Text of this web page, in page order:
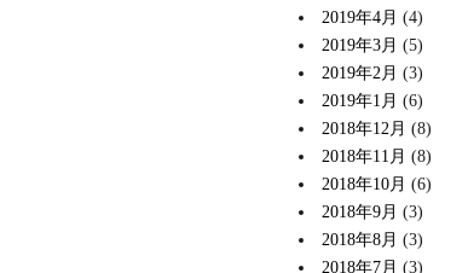
2019年4月 (4)
2019年3月 (5)
2019年2月 (3)
2019年1月 (6)
2018年12月 (8)
2018年11月 (8)
2018年10月 (6)
2018年9月 (3)
2018年8月 (3)
2018年7月 (3)